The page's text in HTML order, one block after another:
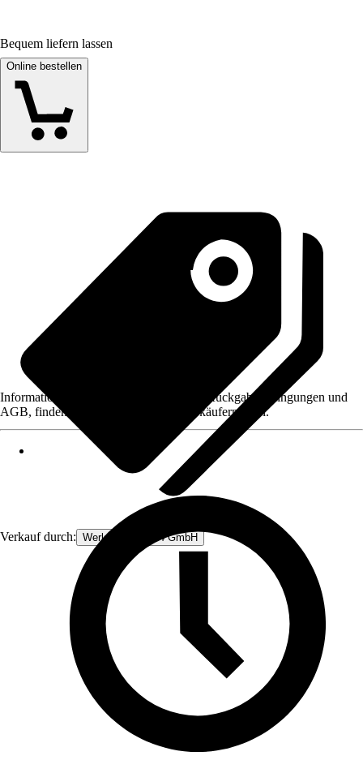
Bequem liefern lassen
Online bestellen
Verkauf durch: Werkzeugstore24 GmbH
Informationen des Verkäufers, wie z. B. Rückgabebedingungen und
AGB, finden Sie bei Klick auf den Verkäufernamen.